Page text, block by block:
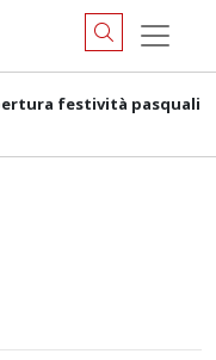
festività pasquali